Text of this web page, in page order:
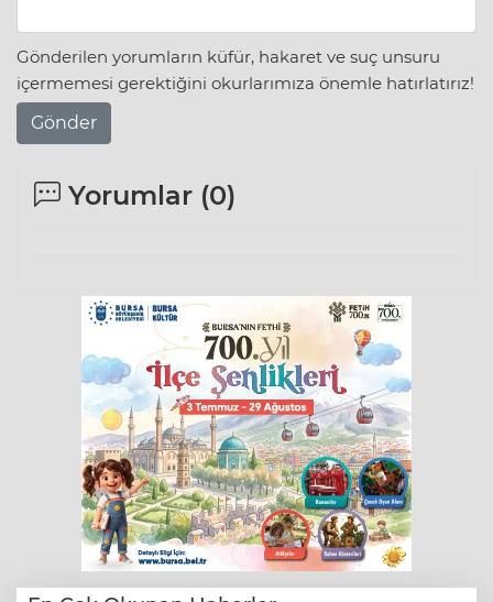
Gönderilen yorumların küfür, hakaret ve suç unsuru
içermemesi gerektiğini okurlarımıza önemle hatırlatırız!
Gönder
Yorumlar (0)